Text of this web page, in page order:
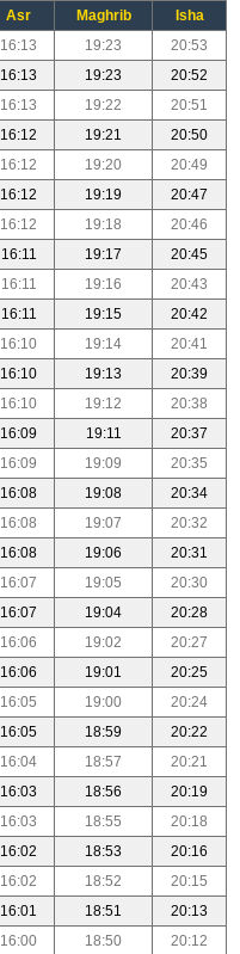
Asr Maghrib
Isha
16:13 19:23
20:53
16:13 19:23
20:52
16:13 19:22
20:51
16:12 19:21
20:50
16:12 19:20
20:49
16:12 19:19
20:47
16:12 19:18
20:46
16:11 19:17
20:45
16:11 19:16
20:43
16:11 19:15
20:42
16:10 19:14
20:41
16:10 19:13
20:39
16:10 19:12
20:38
16:09 19:11
20:37
16:09 19:09
20:35
16:08 19:08
20:34
16:08 19:07
20:32
16:08 19:06
20:31
16:07 19:05
20:30
16:07 19:04
20:28
16:06 19:02
20:27
16:06 19:01
20:25
16:05 19:00
20:24
16:05 18:59
20:22
16:04 18:57
20:21
16:03 18:56
20:19
16:03 18:55
20:18
16:02 18:53
20:16
16:02 18:52
20:15
16:01 18:51
20:13
16:00 18:50 20:12